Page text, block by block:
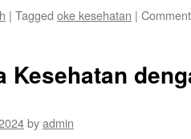
| Tagged oke kesehatan |
Kesehatan
byadmin